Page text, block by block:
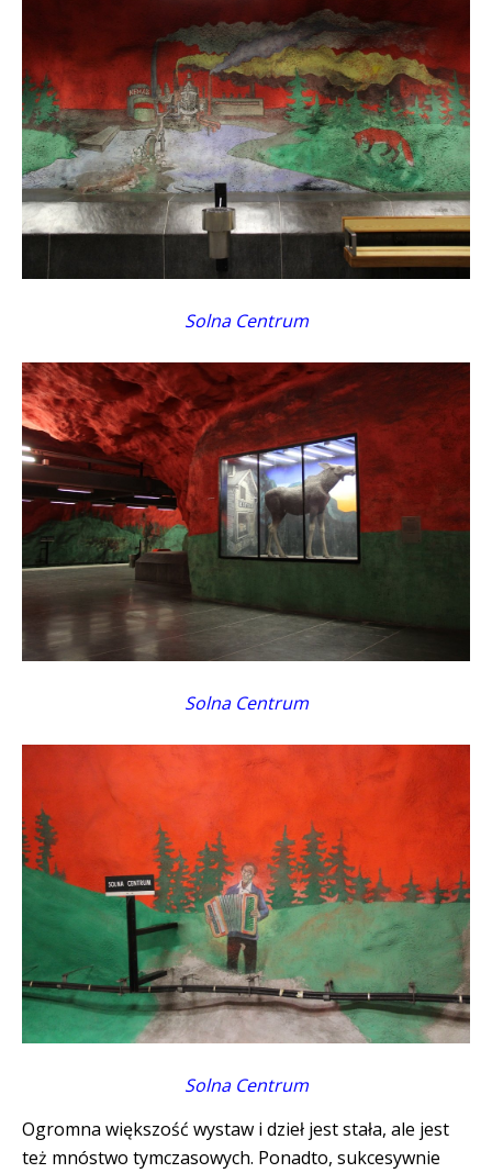
Solna Centrum
Solna Centrum
Solna Centrum
Ogromna większość wystaw i dzieł jest stała, ale jest
też mnóstwo tymczasowych. Ponadto, sukcesywnie